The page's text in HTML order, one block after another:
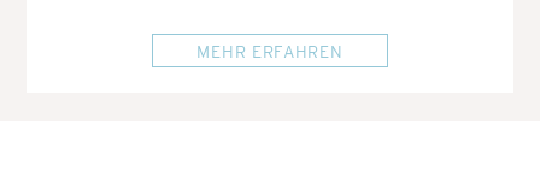
MEHR ERFAHREN